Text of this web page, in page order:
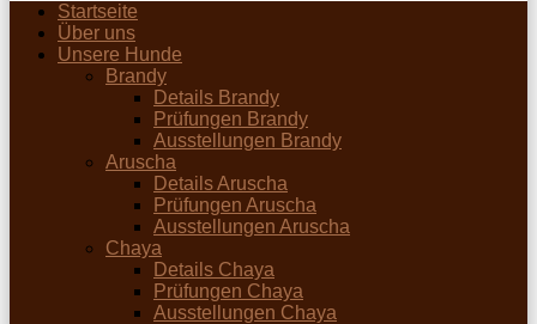
Startseite
Über uns
Unsere Hunde
Brandy
Details Brandy
Prüfungen Brandy
Ausstellungen Brandy
Aruscha
Details Aruscha
Prüfungen Aruscha
Ausstellungen Aruscha
Chaya
Details Chaya
Prüfungen Chaya
Ausstellungen Chaya